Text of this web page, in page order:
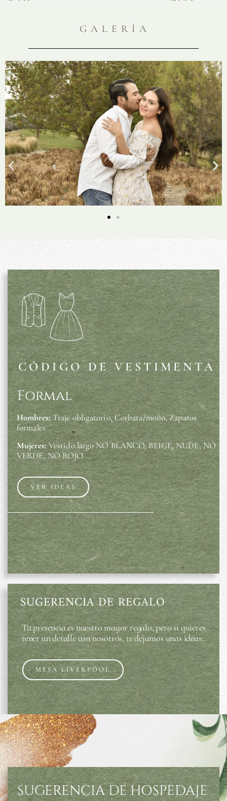
GALERÍA
CÓDIGO DE VESTIMENTA
Formal
Hombres:Traje obligatorio, Corbata/moño, Zapatos
formales
Mujeres:Vestido largo NO BLANCO, BEIGE, NUDE, NO
VERDE, NO ROJO.
VER IDEAS
SUGERENCIA DE REGALO
Tu presencia es nuestro mayor regalo, pero si quieres
tener un detalle con nosotros, te dejamos unas ideas:
MESA LIVERPOOL
SUGERENCIA DE HOSPEDAJE